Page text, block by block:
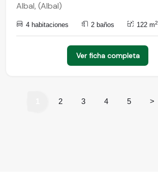
Albal, (Albal)
4 habitaciones 2 baños 122 m2
Ver ficha completa
2 3 4 5 >